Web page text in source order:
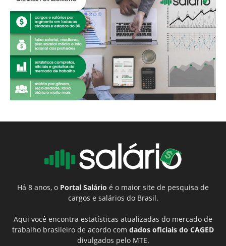
Há 8 anos, o Portal Salário é o maior site de pesquisa de
cargos e salários do Brasil.
Aqui você encontra estatísticas atualizadas do mercado de
trabalho brasileiro de acordo com dados oficiais do CAGED
divulgados pelo MTE.